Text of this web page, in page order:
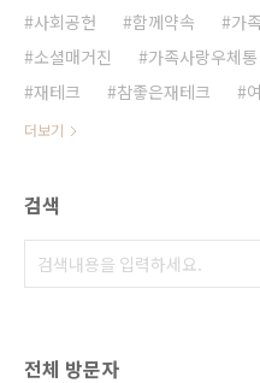
사회공헌
함께약속 가
소셜매거진
가족사랑우체통
재테크
참좋은재테크
더보기
검색
전체 방문자